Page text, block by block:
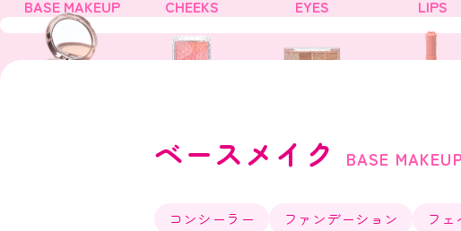
BASE MAKEUP
CHEEKS EYES LIPS
ベースメイク BASE MAKEUP
コンシーラー ファンデーション フ